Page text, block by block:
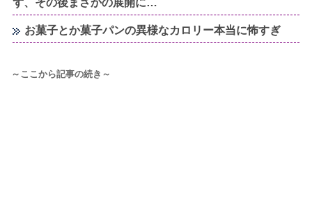
お菓子とか菓子パンの異様なカロリー本当に怖すぎ
～ここから記事の続き～